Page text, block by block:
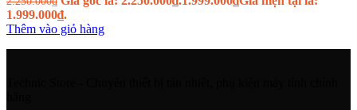
1.999.000₫.
Thêm vào giỏ hàng